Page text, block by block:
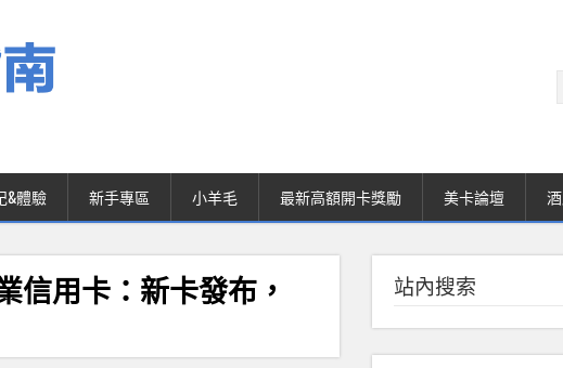
&體驗 新手專區 小羊毛 最新高額開卡獎勵 美卡論壇
信用卡：新卡發布， 站內搜索